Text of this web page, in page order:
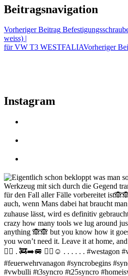
Beitragsnavigation
Vorheriger Beitrag
weiss) |
für VW T3 WESTFALIAVorheriger
Instagram